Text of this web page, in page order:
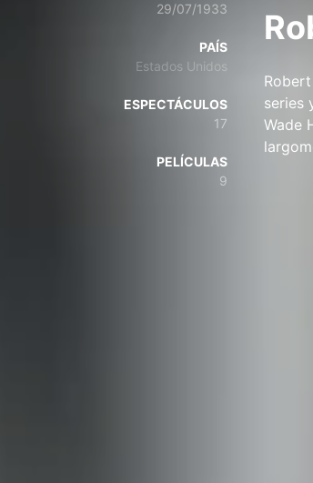
29/07/1933
PAÍS
Estados Unidos
ESPECTÁCULOS
17
PELÍCULAS
9
series
Wade